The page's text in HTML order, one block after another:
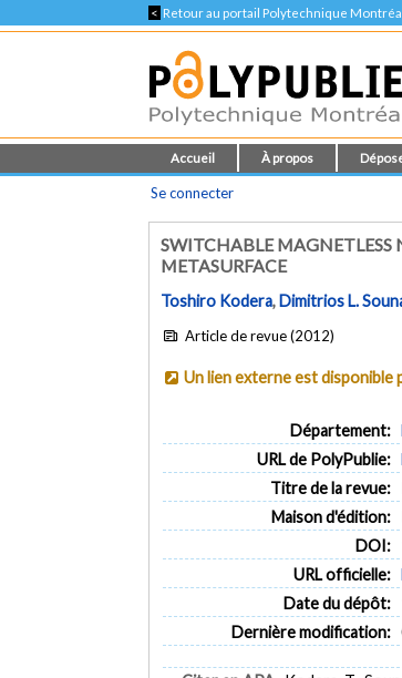
< Retour au portail Polytechnique
Accueil À propos
Se connecter
SWITCHABLE
METASURFACE
Toshiro Kodera,Dimitrios L.
Article de revue (2012)
Un lien externe est disponible
Département:
URL de PolyPublie:
Titre de la revue:
Maison d'édition:
DOI:
URL officielle:
Date du dépôt:
Dernière modification: